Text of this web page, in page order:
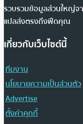
รวบรวมข้อมูลส่วนใหญ่จา
แปลส่งตรงถึงฟีดคุณ
เกี่ยวกับเว็บไซต์นี้
ทีมงาน
นโยบายความเป็นส่วนตัว
Advertise
ตั้งค่าคุกกี้